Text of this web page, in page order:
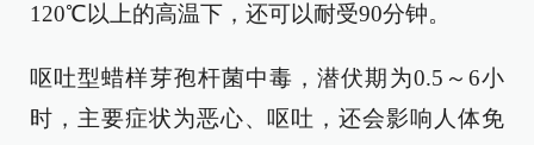
120℃以上的高温下，还可以耐受90分钟。
呕吐型蜡样芽孢杆菌中毒，潜伏期为0.5～6小
时，主要症状为恶心、呕吐，还会影响人体免